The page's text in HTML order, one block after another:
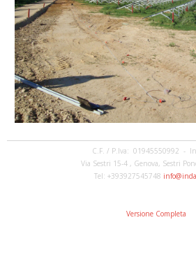
C.F. / P.Iva: 01945550992 -
Via Sestri 15-4 , Genova, Sestri
Tel: +393927545748
Versione Completa